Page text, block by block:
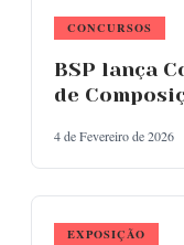
CONCURSOS
BSP lança
de
4 de Fevereiro de 2026
EXPOSIÇÃO